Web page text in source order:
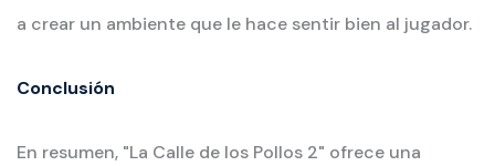
a crear un ambiente que le hace sentir bien al jugador.
Conclusión
En resumen, "La Calle de los Pollos 2" ofrece una